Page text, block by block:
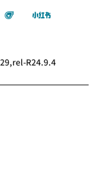
飞猪 小红书
R24.9.4